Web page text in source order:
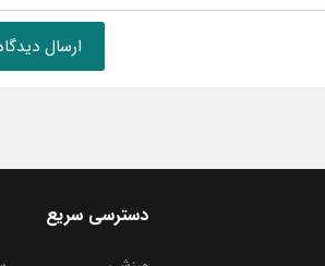
دسترسی سریع